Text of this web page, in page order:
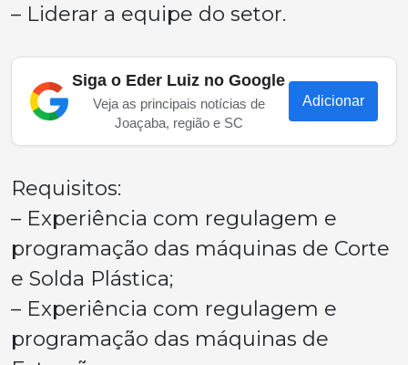
– Liderar a equipe do setor.
Siga o Eder Luiz no Google
Veja as principais notícias de
Joaçaba, região e SC
Adicionar
Requisitos:
– Experiência com regulagem e
programação das máquinas de Corte
e Solda Plástica;
– Experiência com regulagem e
programação das máquinas de